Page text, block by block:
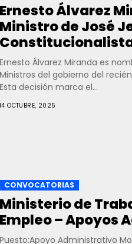
Ernesto Álvarez
Ministro de José
Ernesto Álvarez Miranda es
Ministros del gobierno del
Esta decisión marca el...
14 OCTUBRE, 2025
CONVOCATORIAS
Ministerio de
Empleo – Apoyos
Puesto:Apoyo Administrativo